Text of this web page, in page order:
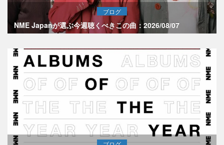
ブログ
NME Japanが選ぶ今週聴くべきこの曲：2026/08/07